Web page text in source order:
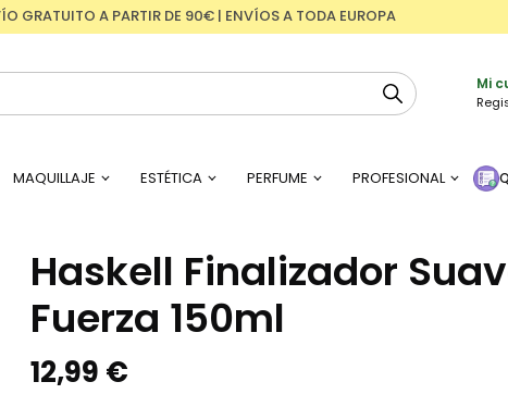
GRATUITO A PARTIR DE 90€ | ENVÍOS A TODA EUROPA
Mi
MAQUILLAJE ESTÉTICA PERFUME PROFESIONAL
Haskell Finalizador
Fuerza 150ml
12,99 €